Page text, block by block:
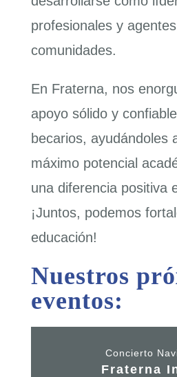
profesionales y
comunidades.
En Fraterna, nos
apoyo sólido y
becarios, ayudándoles
máximo potencial
una diferencia positiva
¡Juntos, podemos
educación!
Nuestros
eventos:
Concierto
Fraterna